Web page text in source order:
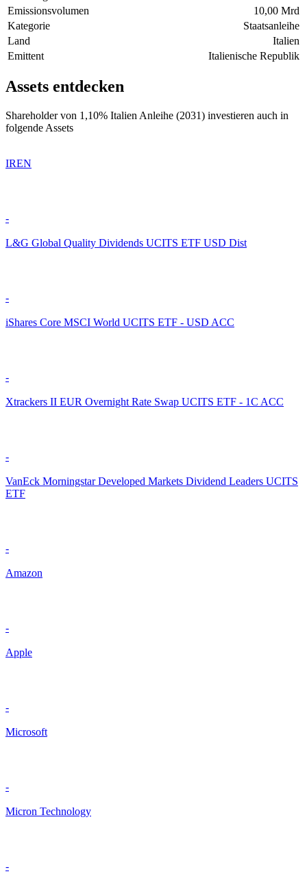
Emissionsvolumen
10,00 Mrd
Kategorie
Staatsanleihe
Land
Italien
Emittent
Italienische Republik
Assets entdecken
Shareholder von 1,10% Italien Anleihe (2031) investieren auch in
folgende Assets
IREN
-
L&G Global Quality Dividends UCITS ETF USD Dist
-
iShares Core MSCI World UCITS ETF - USD ACC
-
Xtrackers II EUR Overnight Rate Swap UCITS ETF - 1C ACC
-
VanEck Morningstar Developed Markets Dividend Leaders UCITS
ETF
-
Amazon
-
Apple
-
Microsoft
-
Micron Technology
-